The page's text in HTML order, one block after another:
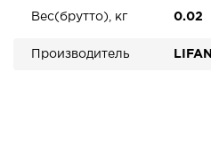
Вес(брутто), кг 0.02
Производитель LIFAN